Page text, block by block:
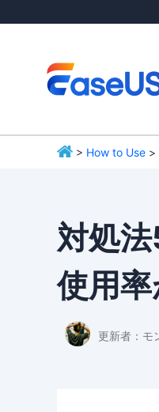
> How to Use >
対処
使用
更新者： モ